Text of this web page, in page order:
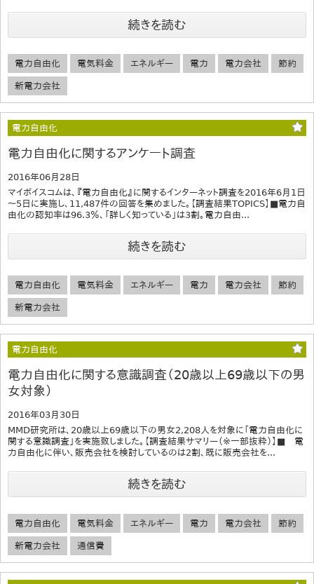
続きを読む
電力自由化 電気料金 エネルギー 電力 電力会社 節約
新電力会社
電力自由化
電力自由化に関するアンケート調査
2016年06月28日
マイボイスコムは、『電力自由化』に関するインターネット調査を2016年6月1日
～5日に実施し、11,487件の回答を集めました。【調査結果TOPICS】■電力自
由化の認知率は96.3％、「詳しく知っている」は3割。電力自由...
続きを読む
電力自由化 電気料金 エネルギー 電力 電力会社 節約
新電力会社
電力自由化
電力自由化に関する意識調査（20歳以上69歳以下の男
女対象）
2016年03月30日
MMD研究所は、20歳以上69歳以下の男女2,208人を対象に「電力自由化に
関する意識調査」を実施致しました。【調査結果サマリー（※一部抜粋）】■ 電
力自由化に伴い、販売会社を検討しているのは2割、既に販売会社を...
続きを読む
電力自由化 電気料金 エネルギー 電力 電力会社 節約
新電力会社 通信費